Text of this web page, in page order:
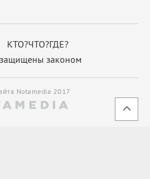
законом
Notamedia 2017